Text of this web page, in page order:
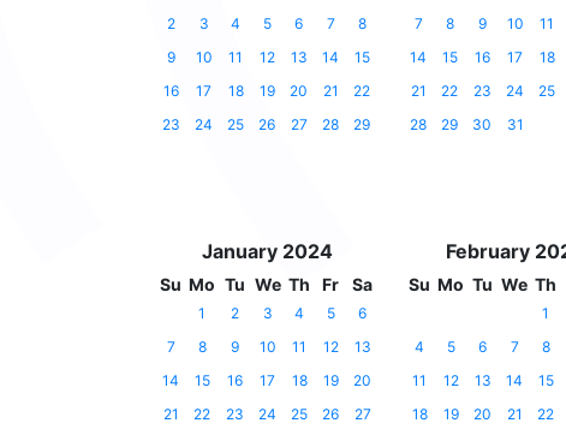
2
3 4 5 6 7
8
9
10 11 12 13 14
15
16
17 18 19 20 21
22
23
24 25 26 27 28 29
7
8 9 10 11
14
15 16 17 18
21
22 23 24 25
28
29 30 31
January 2024
Su Mo Tu We Th Fr Sa
1 2 3 4 5
6
7
8 9 10 11 12
13
14
15 16 17 18 19
20
21
22 23 24 25 26
27
February
Su Mo Tu We Th
1
4
5 6 7 8
11
12 13 14 15
18
19 20 21 22